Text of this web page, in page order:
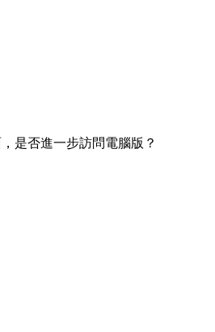
是否進一步訪問電腦版？